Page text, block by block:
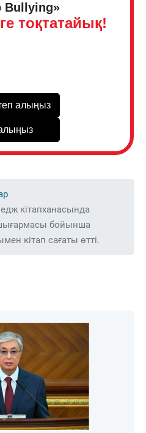
Bullying»
тоқтатайық!
алыңыз
кітапханасында
бойынша
кітап сағаты өтті.